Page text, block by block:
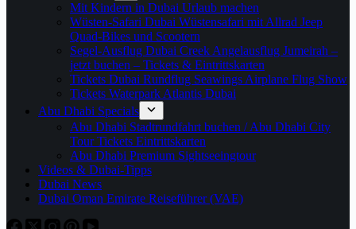
Mit Kindern in Dubai Urlaub machen
Wüsten-Safari Dubai Wüstensafari mit Allrad Jeep
Quad-Bikes und Scootern
Segel-Ausflug Dubai Creek Angelausflug Jumeirah –
jetzt buchen – Tickets & Eintrittskarten
Tickets Dubai Rundflug Seawings Airplane Flug Show
Tickets Waterpark Atlantis Dubai
Abu Dhabi Specials
Abu Dhabi Stadtrundfahrt buchen / Abu Dhabi City
Tour Tickets Eintrittskarten
Abu Dhabi Premium Sightseeingtour
Videos & Dubai-Tipps
Dubai News
Dubai Oman Emirate Reiseführer (VAE)